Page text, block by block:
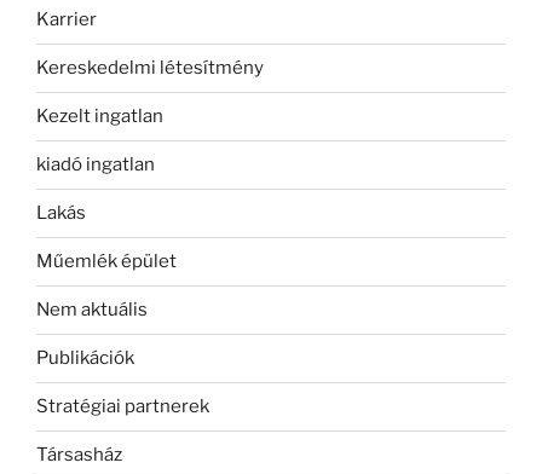
Karrier
Kereskedelmi létesítmény
Kezelt ingatlan
kiadó ingatlan
Lakás
Műemlék épület
Nem aktuális
Publikációk
Stratégiai partnerek
Társasház